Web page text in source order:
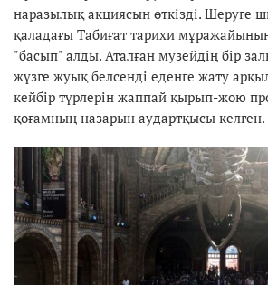
наразылық акциясын өткізді. Шеруге
қаладағы Табиғат тарихи
"басып" алды. Аталған музейдің бір
жүзге жуық белсенді еденге жату
кейбір түрлерін жаппай қырып-жою
қоғамның назарын аудартқысы келген.